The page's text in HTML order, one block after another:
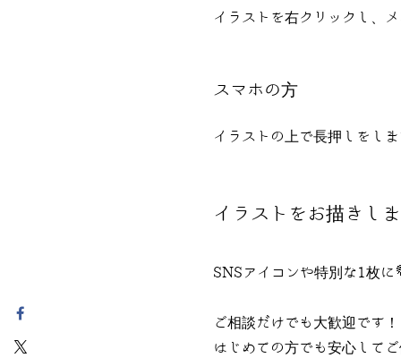
イラストを右クリックし、
スマホの方
イラストの上で長押しをしま
イラストをお描きしま
SNSアイコンや特別な1枚に
ご相談だけでも大歓迎です！
はじめての方でも安心して